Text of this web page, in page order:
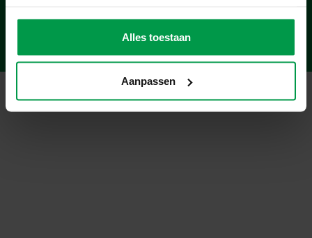
Alles toestaan
Aanpassen
© 2026 SES Creative | Website byDigitalGuys